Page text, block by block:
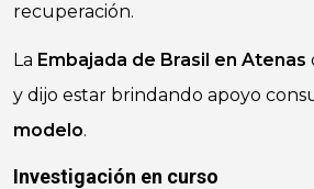
recuperación.
La Embajada de Brasil en Atenas
y dijo estar brindando apoyo
modelo.
Investigación en curso